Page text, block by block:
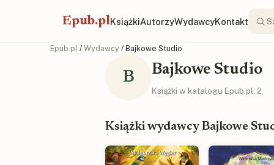
Epub.plKsiążkiAutorzyWydawcyKontakt
Epub.pl / Wydawcy / Bajkowe Studio
B Bajkowe Studio
Książki w katalogu Epub.pl: 2
Książki wydawcy Bajkowe